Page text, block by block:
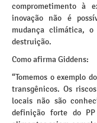
comprometimento à
inovação não é
mudança climática,
destruição.
Como afirma Giddens:
“Tomemos o exemplo
transgênicos. Os
locais não são
definição forte do